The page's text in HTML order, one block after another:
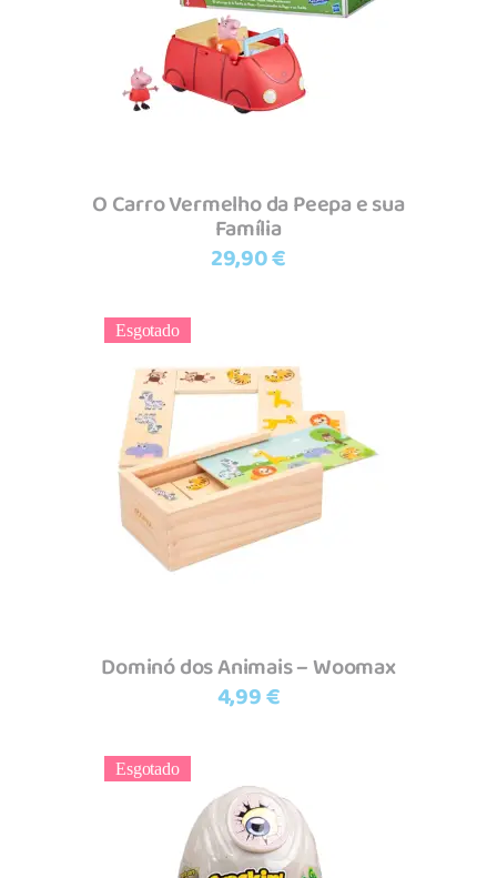
O Carro Vermelho da Peepa e sua
Família
29,90€
Esgotado
Ler mais
Dominó dos Animais – Woomax
4,99€
Esgotado